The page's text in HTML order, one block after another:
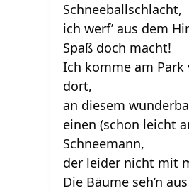
Schneeballschlacht,
ich werf’ aus dem
Spaß doch macht!
Ich komme am Park
dort,
an diesem
einen (schon leicht
Schneemann,
der leider nicht mit
Die Bäume seh’n